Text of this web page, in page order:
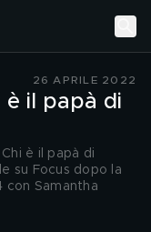
26 APRILE 2022
è il papà di
è il papà di
su Focus dopo la
Samantha